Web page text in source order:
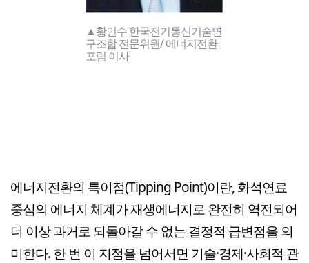
▲황민수 한국전기통신기술연
구조합 전문위원/ 에너지전환
포럼 이사
에너지전환의 특이점(Tipping Point)이란, 화석연료
중심의 에너지 체계가 재생에너지로 완전히 역전되어
더 이상 과거로 되돌아갈 수 없는 결정적 급변점을 의
미한다. 한 번 이 지점을 넘어서면 기술·경제·사회적 관